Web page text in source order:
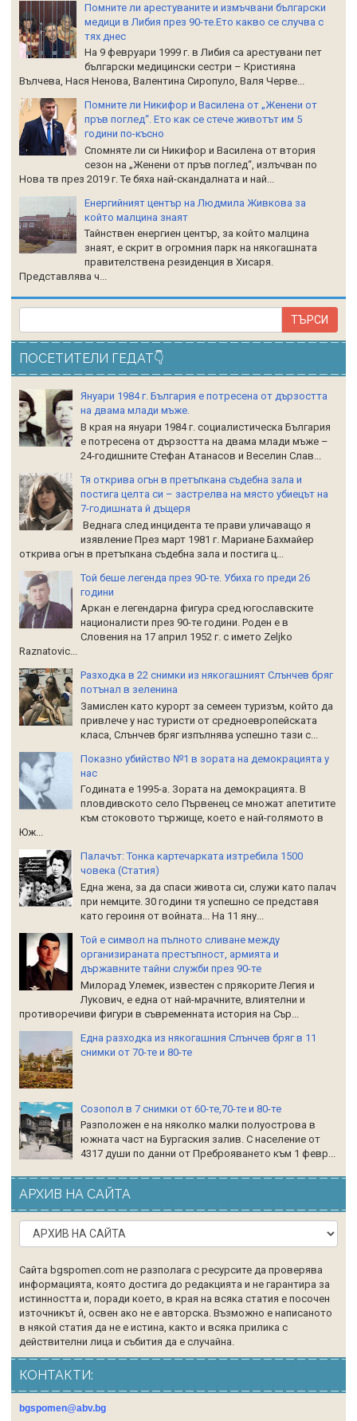
Помните ли арестуваните и измъчвани български
медици в Либия през 90-те.Ето какво се случва с
тях днес
На 9 февруари 1999 г. в Либия са арестувани пет
български медицински сестри – Кристияна
Вълчева, Нася Ненова, Валентина Сиропуло, Валя Черве...
Помните ли Никифор и Василена от „Женени от
пръв поглед“. Ето как се стече животът им 5
години по-късно
Спомняте ли си Никифор и Василена от втория
сезон на „Женени от пръв поглед“, излъчван по
Нова тв през 2019 г. Те бяха най-скандалната и най...
Енергийният център на Людмила Живкова за
който малцина знаят
Тайнствен енергиен център, за който малцина
знаят, е скрит в огромния парк на някогашната
правителствена резиденция в Хисаря.
Представлява ч...
ПОСЕТИТЕЛИ ГЕДАТ👇
Януари 1984 г. България е потресена от дързостта
на двама млади мъже.
В края на януари 1984 г. социалистическа България
е потресена от дързостта на двама млади мъже –
24-годишните Стефан Атанасов и Веселин Слав...
Тя открива огън в претъпкана съдебна зала и
постига целта си – застрелва на място убиецът на
7-годишната й дъщеря
Веднага след инцидента те прави уличаващо я
изявление През март 1981 г. Мариане Бахмайер
открива огън в претъпкана съдебна зала и постига ц...
Той беше легенда през 90-те. Убиха го преди 26
години
Аркан е легендарна фигура сред югославските
националисти през 90-те години. Роден е в
Словения на 17 април 1952 г. с името Zeljko
Raznatoviс...
Разходка в 22 снимки из някогашният Слънчев бряг
потънал в зеленина
Замислен като курорт за семеен туризъм, който да
привлече у нас туристи от средноевропейската
класа, Слънчев бряг изпълнява успешно тази с...
Показно убийство №1 в зората на демокрацията у
нас
Годината е 1995-а. Зората на демокрацията. В
пловдивското село Първенец се множат апетитите
към стоковото тържище, което е най-голямото в
Юж...
Палачът: Тонка картечарката изтребила 1500
човека (Статия)
Една жена, за да спаси живота си, служи като палач
при немците. 30 години тя успешно се представя
като героиня от войната... На 11 яну...
Той е символ на пълното сливане между
организираната престъпност, армията и
държавните тайни служби през 90-те
Милорад Улемек, известен с прякорите Легия и
Лукович, е една от най-мрачните, влиятелни и
противоречиви фигури в съвременната история на Сър...
Една разходка из някогашния Слънчев бряг в 11
снимки от 70-те и 80-те
Созопол в 7 снимки от 60-те,70-те и 80-те
Разположен е на няколко малки полуострова в
южната част на Бургаския залив. С население от
4317 души по данни от Преброяването към 1 февр...
АРХИВ НА САЙТА
Сайта bgspomen.com не разполага с ресурсите да проверява
информацията, която достига до редакцията и не гарантира за
истинността и, поради което, в края на всяка статия е посочен
източникът й, освен ако не е авторска. Възможно е написаното
в някой статия да не е истина, както и всяка прилика с
действителни лица и събития да е случайна.
КОНТАКТИ:
bgspomen@abv.bg